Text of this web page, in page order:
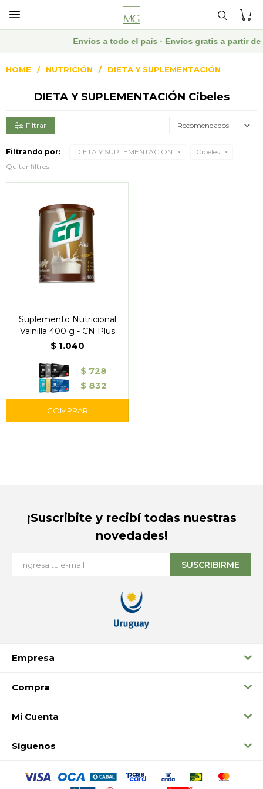

Envíos a todo el país · Envíos gratis a partir de
HOME NUTRICIÓN DIETA Y SUPLEMENTACIÓN
DIETA Y SUPLEMENTACIÓN Cibeles
Recomendados
Filtrando por: DIETA Y SUPLEMENTACIÓN
Cibeles
Quitar filtros
Suplemento Nutricional
Vainilla 400 g - CN Plus
$ 1.040
$ 728
$ 832
Empresa
Compra
Mi Cuenta
Síguenos
¡Suscribite y recibí todas nuestras
novedades!
SUSCRIBIRME